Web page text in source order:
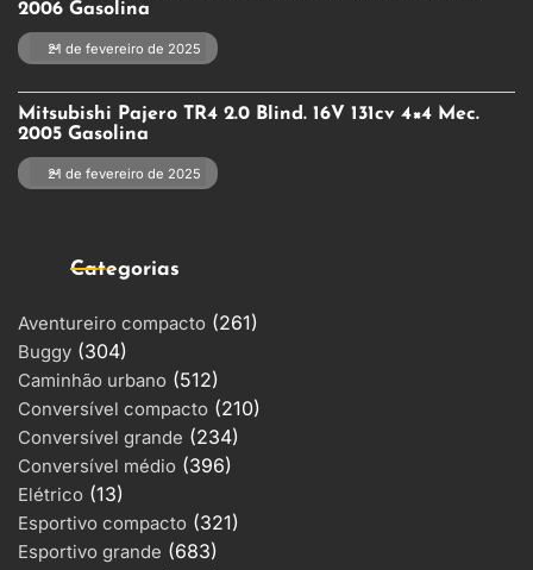
2006 Gasolina
21 de fevereiro de 2025
Mitsubishi Pajero TR4 2.0 Blind. 16V 131cv 4×4 Mec.
2005 Gasolina
21 de fevereiro de 2025
Categorias
Aventureiro compacto (261)
Buggy (304)
Caminhão urbano (512)
Conversível compacto (210)
Conversível grande (234)
Conversível médio (396)
Elétrico (13)
Esportivo compacto (321)
Esportivo grande (683)